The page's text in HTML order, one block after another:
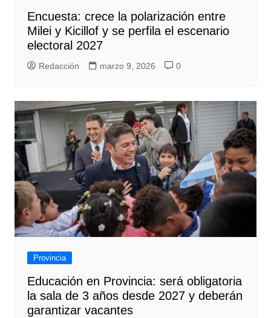
Encuesta: crece la polarización entre
Milei y Kicillof y se perfila el escenario
electoral 2027
Redacción marzo 9, 2026 0
Provincia
Educación en Provincia: será obligatoria
la sala de 3 años desde 2027 y deberán
garantizar vacantes